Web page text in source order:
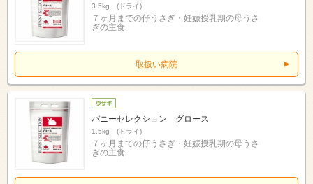
3.5kg (ドライ)
７ヶ月までの仔うさぎ・妊娠授乳期の母うさ
ぎの主食
取扱い病院
バニーセレクション グロース
1.5kg (ドライ)
７ヶ月までの仔うさぎ・妊娠授乳期の母うさ
ぎの主食